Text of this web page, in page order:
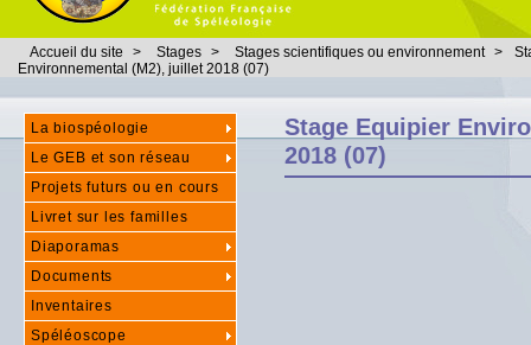
Accueil du site > Stages > Stages scientifiques ou environnement >
Environnemental (M2), juillet 2018 (07)
Stage Equipier
2018 (07)
La biospéologie
Le GEB et son réseau
Projets futurs ou en cours
Livret sur les familles
Diaporamas
Documents
Inventaires
Spéléoscope